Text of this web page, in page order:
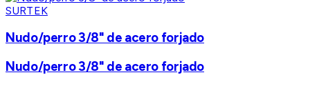
SURTEK
Nudo/perro 3/8" de acero forjado
Nudo/perro 3/8" de acero forjado